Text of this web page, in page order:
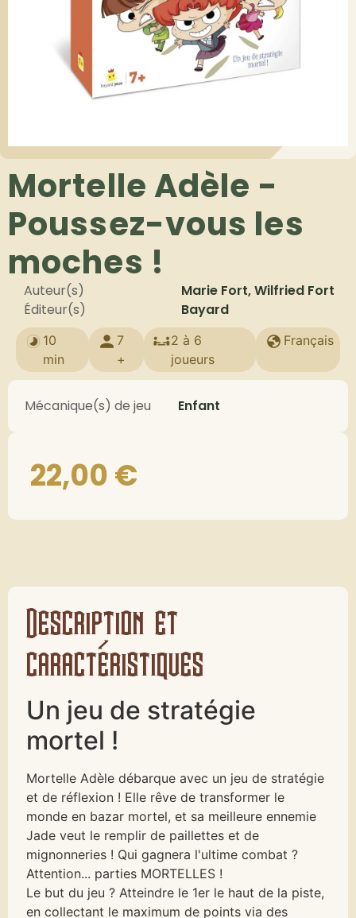
Mortelle Adèle -
Poussez-vous les
moches !
Auteur(s)
Marie Fort, Wilfried Fort
Éditeur(s)
Bayard
10
min
7
+
2 à 6
joueurs
Français
Mécanique(s) de jeu Enfant
22,00€
Description et
caractéristiques
Un jeu de stratégie
mortel !
Mortelle Adèle débarque avec un jeu de stratégie
et de réflexion ! Elle rêve de transformer le
monde en bazar mortel, et sa meilleure ennemie
Jade veut le remplir de paillettes et de
mignonneries ! Qui gagnera l'ultime combat ?
Attention... parties MORTELLES !
Le but du jeu ? Atteindre le 1er le haut de la piste,
en collectant le maximum de points via des